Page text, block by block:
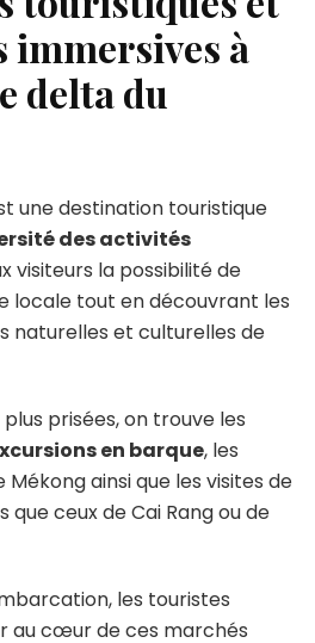
immersives à
delta du
une destination touristique
des activités
visiteurs la possibilité de
locale tout en découvrant les
naturelles et culturelles de
prisées, on trouve les
en barque, les
ainsi que les visites de
ceux de Cai Rang ou de
les touristes
au cœur de ces marchés